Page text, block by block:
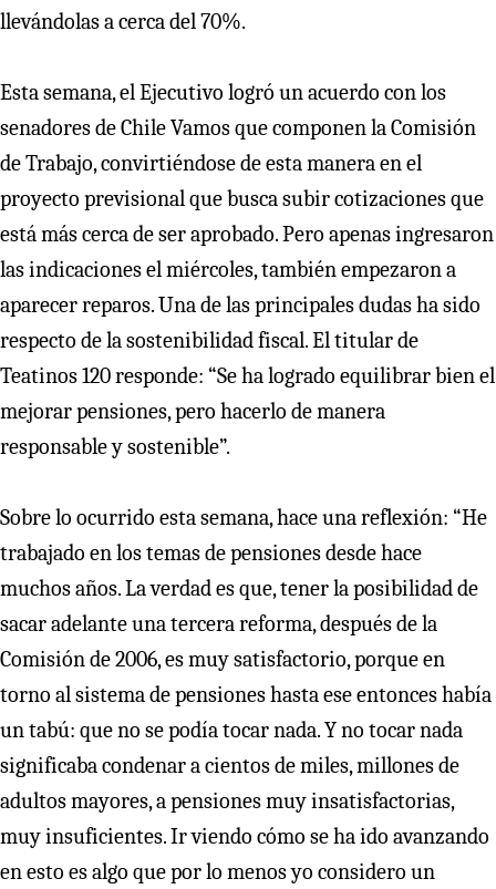
llevándolas a cerca del 70%.
Esta semana, el Ejecutivo logró un acuerdo con los
senadores de Chile Vamos que componen la Comisión
de Trabajo, convirtiéndose de esta manera en el
proyecto previsional que busca subir cotizaciones que
está más cerca de ser aprobado. Pero apenas ingresaron
las indicaciones el miércoles, también empezaron a
aparecer reparos. Una de las principales dudas ha sido
respecto de la sostenibilidad fiscal. El titular de
Teatinos 120 responde: “Se ha logrado equilibrar bien el
mejorar pensiones, pero hacerlo de manera
responsable y sostenible”.
Sobre lo ocurrido esta semana, hace una reflexión: “He
trabajado en los temas de pensiones desde hace
muchos años. La verdad es que, tener la posibilidad de
sacar adelante una tercera reforma, después de la
Comisión de 2006, es muy satisfactorio, porque en
torno al sistema de pensiones hasta ese entonces había
un tabú: que no se podía tocar nada. Y no tocar nada
significaba condenar a cientos de miles, millones de
adultos mayores, a pensiones muy insatisfactorias,
muy insuficientes. Ir viendo cómo se ha ido avanzando
en esto es algo que por lo menos yo considero un